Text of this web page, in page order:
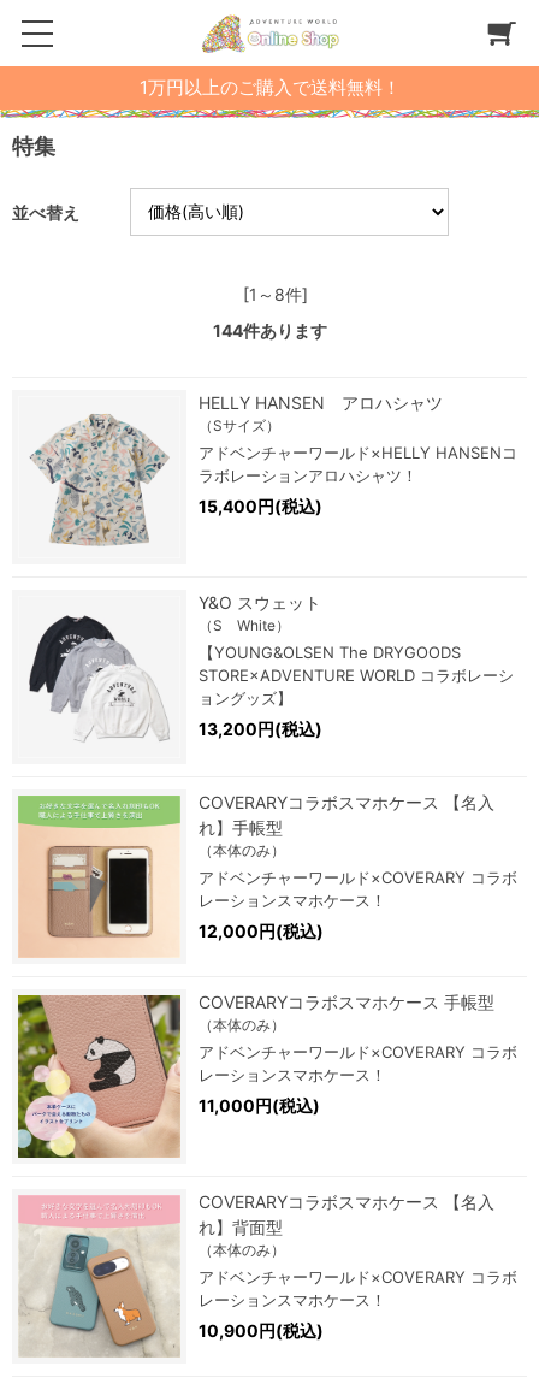
1万円以上のご購入で送料無料！
特集
並べ替え
[1～8件]
144件あります
HELLY HANSEN アロハシャツ
（Sサイズ）
アドベンチャーワールド×HELLY HANSENコ
ラボレーションアロハシャツ！
15,400円(税込)
Y&O スウェット
（S White）
【YOUNG&OLSEN The DRYGOODS
STORE×ADVENTURE WORLD コラボレーシ
ョングッズ】
13,200円(税込)
COVERARYコラボスマホケース 【名入
れ】手帳型
（本体のみ）
アドベンチャーワールド×COVERARY コラボ
レーションスマホケース！
12,000円(税込)
COVERARYコラボスマホケース 手帳型
（本体のみ）
アドベンチャーワールド×COVERARY コラボ
レーションスマホケース！
11,000円(税込)
COVERARYコラボスマホケース 【名入
れ】背面型
（本体のみ）
アドベンチャーワールド×COVERARY コラボ
レーションスマホケース！
10,900円(税込)